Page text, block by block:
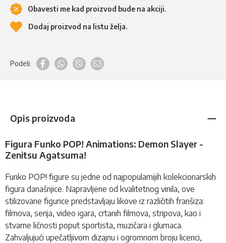
Obavesti me kad proizvod bude na akciji.
Dodaj proizvod na listu želja.
Podeli:
Opis proizvoda
Figura Funko POP! Animations: Demon Slayer -
Zenitsu Agatsuma!
Funko POP! figure su jedne od najpopularnijih kolekcionarskih
figura današnjice. Napravljene od kvalitetnog vinila, ove
stilizovane figurice predstavljaju likove iz različitih franšiza:
filmova, serija, video igara, crtanih filmova, stripova, kao i
stvarne ličnosti poput sportista, muzičara i glumaca.
Zahvaljujući upečatljivom dizajnu i ogromnom broju licenci,